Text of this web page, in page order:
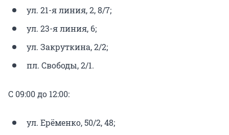
ул. 21-я линия, 2, 8/7;
ул. 23-я линия, 6;
ул. Закруткина, 2/2;
пл. Свободы, 2/1.
С 09:00 до 12:00:
ул. Ерёменко, 50/2, 48;